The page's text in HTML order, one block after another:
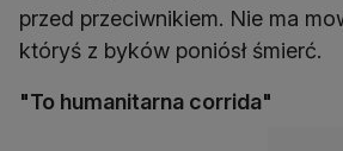
przed przeciwnikiem. Nie ma
któryś z byków poniósł śmierć.
"To humanitarna corrida"